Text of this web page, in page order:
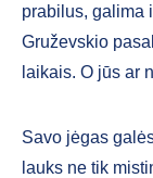
prabilus, galima
Gruževskio
laikais. O jūs ar
Savo jėgas
lauks ne tik